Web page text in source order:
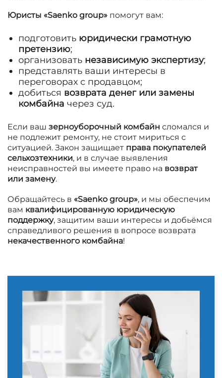
Юристы «Saenko group» помогут вам:
подготовить юридически грамотную
претензию;
организовать независимую экспертизу;
представлять ваши интересы в
переговорах с продавцом;
добиться возврата денег или замены
комбайна через суд.
Если ваш зерноуборочный комбайн сломался и
не подлежит ремонту, не стоит мириться с
ситуацией. Закон защищает права покупателей
сельхозтехники, и в случае выявления
неисправностей вы имеете право на возврат
или замену.
Обращайтесь в «Saenko group», и мы обеспечим
вам квалифицированную юридическую
поддержку, защитим ваши интересы и добьёмся
справедливого решения в вопросе возврата
некачественного комбайна!